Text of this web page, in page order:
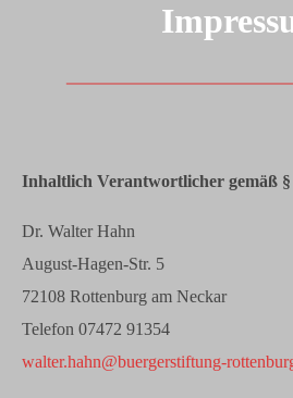
Inhaltlich Verantwortlicher gemäß
Dr. Walter Hahn
August-Hagen-Str. 5
72108 Rottenburg am Neckar
Telefon 07472 91354
walter.hahn@buergerstiftung-